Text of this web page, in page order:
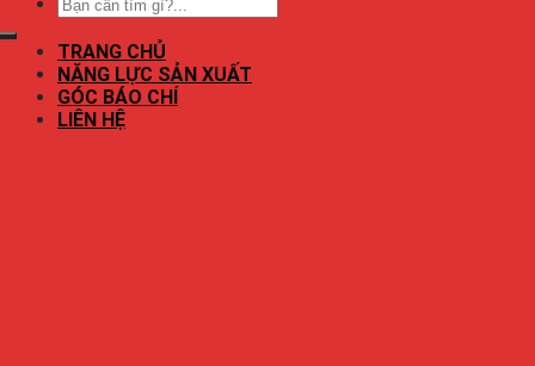
TRANG CHỦ
NĂNG LỰC SẢN XUẤT
GÓC BÁO CHÍ
LIÊN HỆ